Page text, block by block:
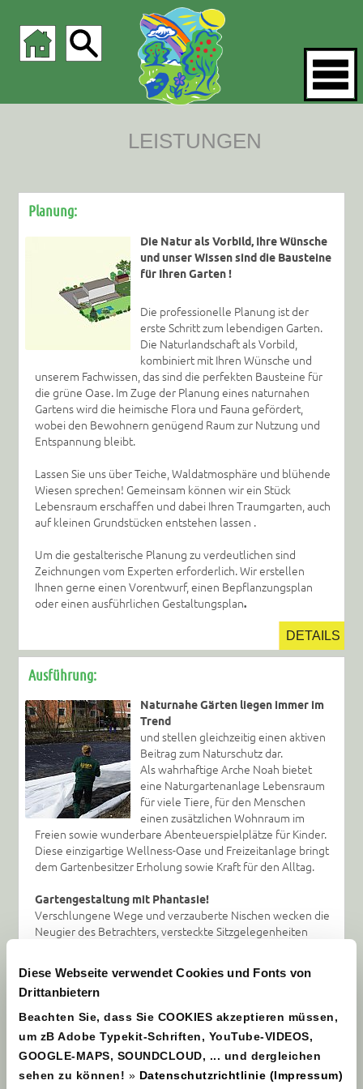
Diese Webseite verwendet Cookies und Fonts von
Drittanbietern
Beachten Sie, dass Sie COOKIES akzeptieren müssen,
um zB Adobe Typekit-Schriften, YouTube-VIDEOS,
GOOGLE-MAPS, SOUNDCLOUD, ... und dergleichen
sehen zu können! » Datenschutzrichtlinie (Impressum)
LEISTUNGEN
Planung:
Die Natur als Vorbild, Ihre Wünsche
und unser Wissen sind die Bausteine
für Ihren Garten !
Die professionelle Planung ist der
erste Schritt zum lebendigen Garten.
Die Naturlandschaft als Vorbild,
kombiniert mit Ihren Wünsche und
unserem Fachwissen, das sind die perfekten Bausteine für
die grüne Oase. Im Zuge der Planung eines naturnahen
Gartens wird die heimische Flora und Fauna gefördert,
wobei den Bewohnern genügend Raum zur Nutzung und
Entspannung bleibt.
Lassen Sie uns über Teiche, Waldatmosphäre und blühende
Wiesen sprechen! Gemeinsam können wir ein Stück
Lebensraum erschaffen und dabei Ihren Traumgarten, auch
auf kleinen Grundstücken entstehen lassen .
Um die gestalterische Planung zu verdeutlichen sind
Zeichnungen vom Experten erforderlich. Wir erstellen
Ihnen gerne einen Vorentwurf, einen Bepflanzungsplan
oder einen ausführlichen Gestaltungsplan.
DETAILS
Ausführung:
Naturnahe Gärten liegen immer im
Trend
und stellen gleichzeitig einen aktiven
Beitrag zum Naturschutz dar.
Als wahrhaftige Arche Noah bietet
eine Naturgartenanlage Lebensraum
für viele Tiere, für den Menschen
einen zusätzlichen Wohnraum im
Freien sowie wunderbare Abenteuerspielplätze für Kinder.
Diese einzigartige Wellness-Oase und Freizeitanlage bringt
dem Gartenbesitzer Erholung sowie Kraft für den Alltag.
Gartengestaltung mit Phantasie!
Verschlungene Wege und verzauberte Nischen wecken die
Neugier des Betrachters, versteckte Sitzgelegenheiten
und Heilkräuter bereichern nicht nur unser Wohlbefinden
sondern durchaus auch die ausgefallene Küche und die
traditionelle Hausapotheke. Der Charme alter Gehölze,
überwachsener Zäune oder bemooster Mauern lässt den
Naturgarten im Nu zum extravaganten Schmuckstück
avancieren.